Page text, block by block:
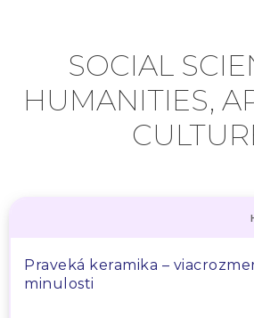
SOCIAL
HUMANITIES,
Praveká keramika –
minulosti